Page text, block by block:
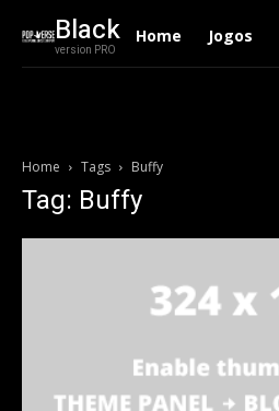
Black
version PRO
Home Jogos
Home Tags Buffy
Tag: Buffy